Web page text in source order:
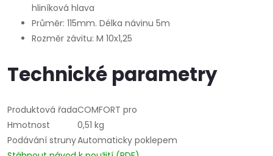
hliníková hlava
Průměr: 115mm. Délka návinu 5m
Rozměr závitu: M 10x1,25
Technické parametry
Produktová řadaCOMFORT pro
Hmotnost
0,51 kg
Podávání strunyAutomaticky poklepem